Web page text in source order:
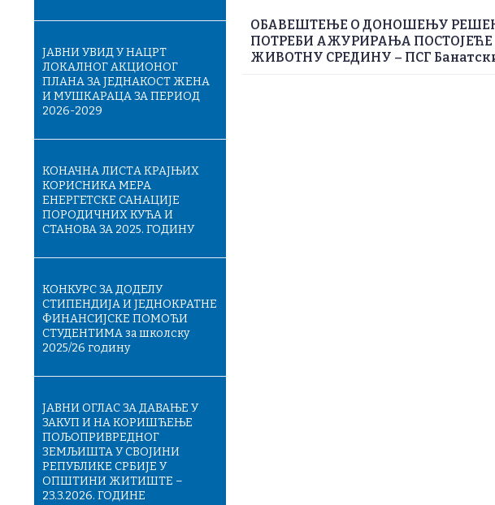
ЈАВНИ УВИД У НАЦРТ
ЛОКАЛНОГ АКЦИОНОГ
ПЛАНА ЗА ЈЕДНАКОСТ ЖЕНА
И МУШКАРАЦА ЗА ПЕРИОД
2026-2029
КОНАЧНA ЛИСТA КРАЈЊИХ
КОРИСНИКА МЕРА
ЕНЕРГЕТСКЕ САНАЦИЈЕ
ПОРОДИЧНИХ КУЋА И
СТАНОВА ЗА 2025. ГОДИНУ
КОНКУРС ЗА ДОДЕЛУ
СТИПЕНДИЈА И ЈЕДНОКРАТНЕ
ФИНАНСИЈСКЕ ПОМОЋИ
СТУДЕНТИМА за школску
2025/26 годину
ЈАВНИ ОГЛАС ЗА ДАВАЊЕ У
ЗАКУП И НА КОРИШЋЕЊЕ
ПОЉОПРИВРЕДНОГ
ЗЕМЉИШТА У СВОЈИНИ
РЕПУБЛИКЕ СРБИЈЕ У
ОПШТИНИ ЖИТИШТЕ –
23.3.2026. ГОДИНЕ
ОБАВЕШТЕЊЕ О ДОНОШЕЊУ
ПОТРЕБИ АЖУРИРАЊА ПОСТОЈЕЋЕ
ЖИВОТНУ СРЕДИНУ – ПСГ